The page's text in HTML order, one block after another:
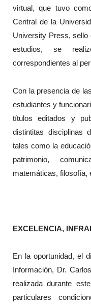
virtual, que tuvo
Central de la
University Press, sello
estudios, se
correspondientes al
Con la presencia de
estudiantes y
títulos editados y
distintitas disciplinas
tales como la
patrimonio,
matemáticas, filosofía,
EXCELENCIA,
En la oportunidad, el
Información, Dr.
realizada durante
particulares